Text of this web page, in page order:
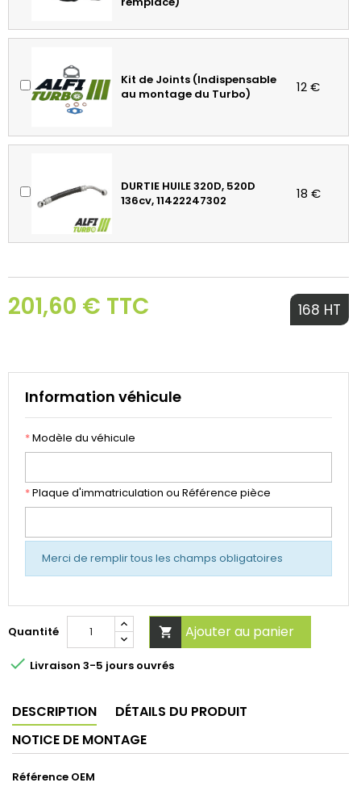
Kit de Joints (Indispensable
au montage du Turbo)
12 €
DURTIE HUILE 320D, 520D
136cv, 11422247302
18 €
201,60 € TTC 168 HT
Information véhicule
*Modèle du véhicule
*Plaque d'immatriculation ou Référence pièce
Merci de remplir tous les champs obligatoires
Quantité  Ajouter au panier
 Livraison 3-5 jours ouvrés
DESCRIPTION
DÉTAILS DU PRODUIT
NOTICE DE MONTAGE
Référence OEM